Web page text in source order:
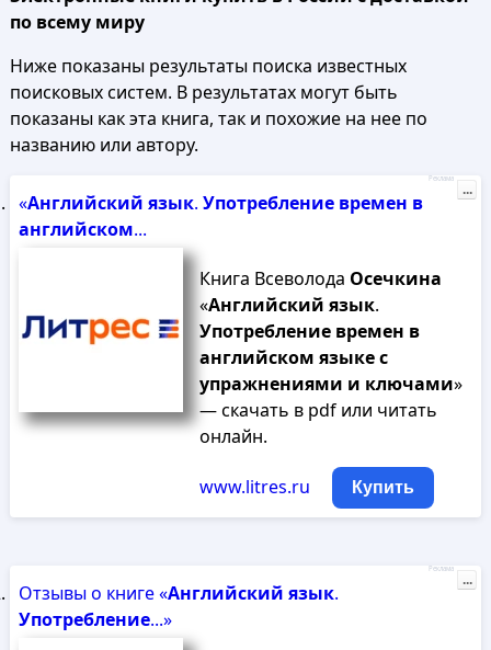
по всему миру
Ниже показаны результаты поиска известных
поисковых систем. В результатах могут быть
показаны как эта книга, так и похожие на нее по
названию или автору.
«Английский язык. Употребление времен в
английском...
Книга Всеволода Осечкина
«Английский язык.
Употребление времен в
английском языкес
упражнениями и ключами»
— скачать в pdf или читать
онлайн.
www.litres.ru Купить
Реклама
...
Отзывы о книге «Английский язык.
Употребление...»
Реклама
...